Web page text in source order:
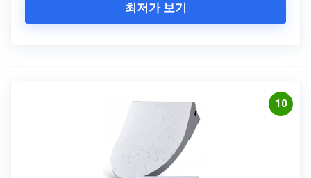
최저가 보기
10